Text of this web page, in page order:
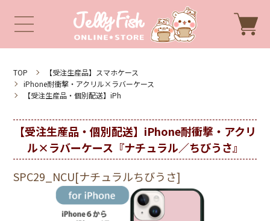
TOP
【受注生産品】スマホケース
iPhone耐衝撃・アクリル×ラバーケース
【受注生産品・個別配送】iPh
【受注生産品・個別配送】iPhone耐衝撃・アクリ
ル×ラバーケース『ナチュラル／ちびうさ』
SPC29_NCU[ナチュラルちびうさ]